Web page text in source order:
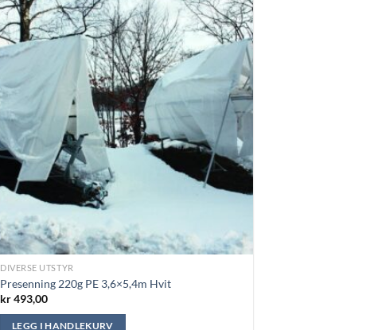
DIVERSE UTSTYR
Presenning 220g PE 3,6×5,4m Hvit
kr493,00
LEGG I HANDLEKURV